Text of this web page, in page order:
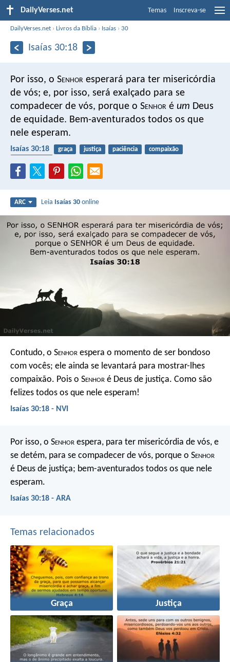
DailyVerses.net Temas Inscreva-se
DailyVerses.net ›Livros da Bíblia › Isaías ›30
Isaías 30:18
Por isso, o Senhor esperará para ter misericórdia
de vós; e, por isso, será exalçado para se
compadecer de vós, porque o Senhor é um Deus
de equidade. Bem-aventurados todos os que
nele esperam.
Isaías 30:18 graça justiça paciência
compaixão
ARC Leia Isaías 30 online
Contudo, o Senhor espera o momento de ser bondoso
com vocês; ele ainda se levantará para mostrar-lhes
compaixão. Pois o Senhor é Deus de justiça. Como são
felizes todos os que nele esperam!
Isaías 30:18 - NVI
Por isso, o Senhor espera, para ter misericórdia de vós, e
se detém, para se compadecer de vós, porque o Senhor
é Deus de justiça; bem-aventurados todos os que nele
esperam.
Isaías 30:18 - ARA
Temas relacionados
Graça Justiça